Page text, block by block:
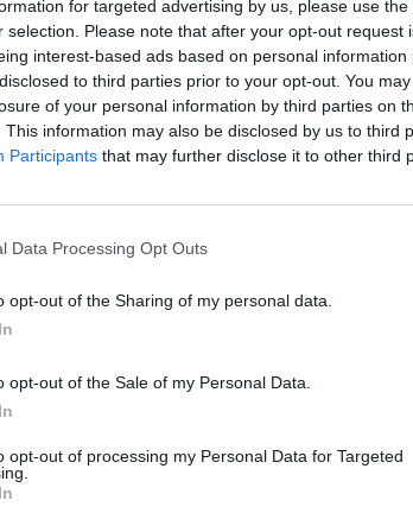
for targeted advertising by us, please use
selection. Please note that after your opt-out request
interest-based ads based on personal
to third parties prior to your opt-out. You
of your personal information by third parties on
This information may also be disclosed by us to third
Participants that may further disclose it to other third
Data Processing Opt Outs
opt-out of the Sharing of my personal data.
opt-out of the Sale of my Personal Data.
opt-out of processing my Personal Data for Targeted
Fot. Pixabay